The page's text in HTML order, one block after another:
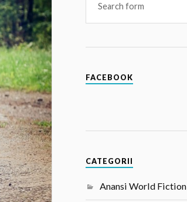
FACEBOOK
CATEGORII
Anansi World Fiction